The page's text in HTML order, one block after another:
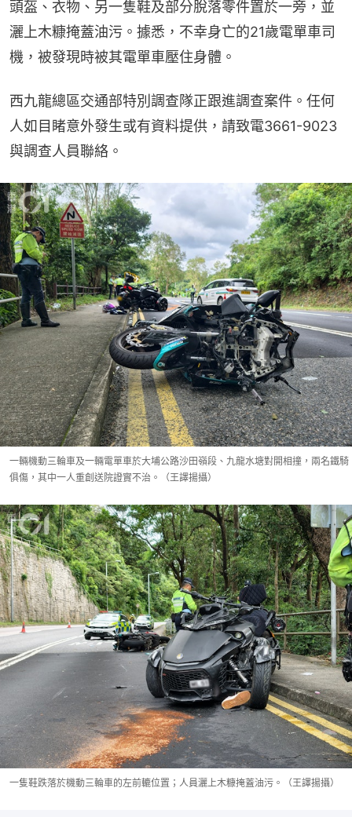
頭盔、衣物、另一隻鞋及部分脫落零件置於一旁，並
灑上木糠掩蓋油污。據悉，不幸身亡的21歲電單車司
機，被發現時被其電單車壓住身體。
西九龍總區交通部特別調查隊正跟進調查案件。任何
人如目睹意外發生或有資料提供，請致電3661-9023
與調查人員聯絡。
一輛機動三輪車及一輛電單車於大埔公路沙田嶺段、九龍水塘對開相撞，兩名鐵騎
俱傷，其中一人重創送院證實不治。（王譯揚攝）
一隻鞋跌落於機動三輪車的左前轆位置；人員灑上木糠掩蓋油污。（王譯揚攝）